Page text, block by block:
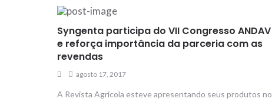
Syngenta participa do VII Congresso ANDAV
e reforça importância da parceria com as
revendas
agosto 17, 2017
A Revista Agrícola esteve apresentando seus produtos no